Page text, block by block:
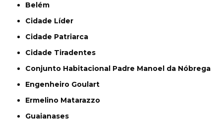
Belém
Cidade Líder
Cidade Patriarca
Cidade Tiradentes
Conjunto Habitacional Padre Manoel da Nóbrega
Engenheiro Goulart
Ermelino Matarazzo
Guaianases